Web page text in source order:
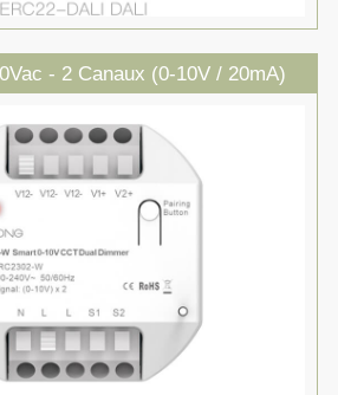
- 2 Canaux (0-10V / 20mA)